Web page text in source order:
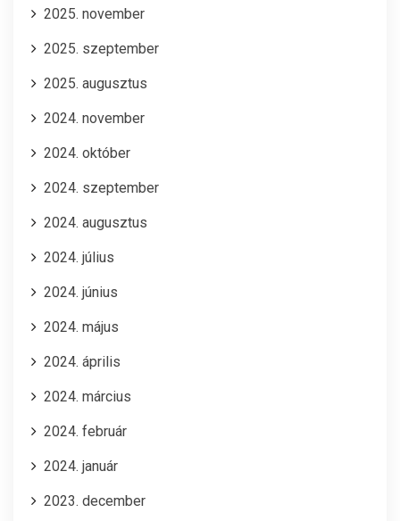
2025. november
2025. szeptember
2025. augusztus
2024. november
2024. október
2024. szeptember
2024. augusztus
2024. július
2024. június
2024. május
2024. április
2024. március
2024. február
2024. január
2023. december